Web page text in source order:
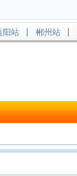
阳站 郴州站